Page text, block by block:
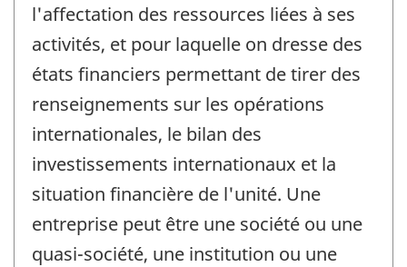
l'affectation des ressources liées à ses
activités, et pour laquelle on dresse des
états financiers permettant de tirer des
renseignements sur les opérations
internationales, le bilan des
investissements internationaux et la
situation financière de l'unité. Une
entreprise peut être une société ou une
quasi-société, une institution ou une